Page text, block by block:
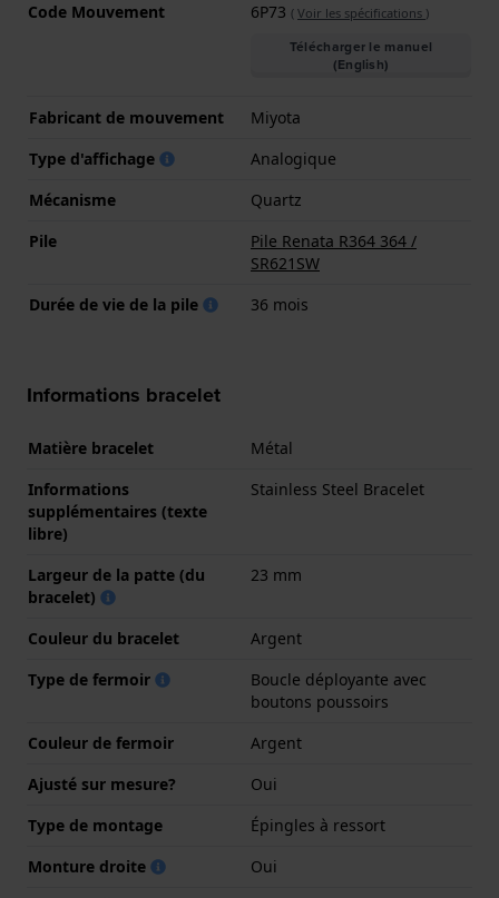
Code Mouvement 6P73 ( Voir les spécifications )
Télécharger le manuel
(English)
Fabricant de mouvement
Miyota
Type d'affichage
Analogique
Mécanisme
Quartz
Pile
Pile Renata R364 364 /
SR621SW
Durée de vie de la pile
36 mois
Informations bracelet
Matière bracelet
Métal
Informations
supplémentaires (texte
libre)
Stainless Steel Bracelet
Largeur de la patte (du
bracelet)
23 mm
Couleur du bracelet
Argent
Type de fermoir
Boucle déployante avec
boutons poussoirs
Couleur de fermoir
Argent
Ajusté sur mesure?
Oui
Type de montage
Épingles à ressort
Monture droite
Oui